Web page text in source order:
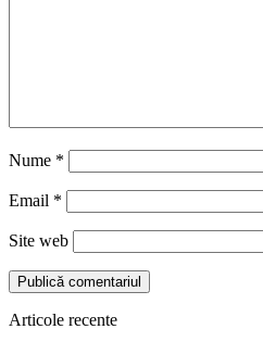
Nume *
Email *
Site web
Articole recente